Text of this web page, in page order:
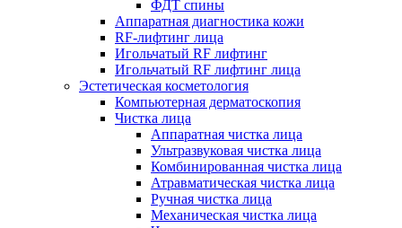
ФДТ спины
Аппаратная диагностика кожи
RF-лифтинг лица
Игольчатый RF лифтинг
Игольчатый RF лифтинг лица
Эстетическая косметология
Компьютерная дерматоскопия
Чистка лица
Аппаратная чистка лица
Ультразвуковая чистка лица
Комбинированная чистка лица
Атравматическая чистка лица
Ручная чистка лица
Механическая чистка лица